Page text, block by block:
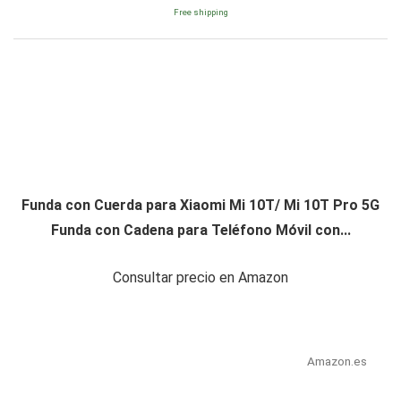
Free shipping
Funda con Cuerda para Xiaomi Mi 10T/ Mi 10T Pro 5G
Funda con Cadena para Teléfono Móvil con...
Consultar precio en Amazon
Amazon.es